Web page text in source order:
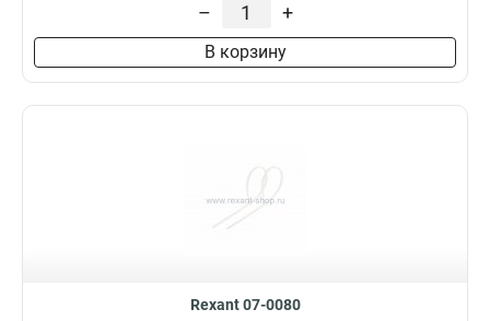
– +
В корзину
Rexant 07-0080